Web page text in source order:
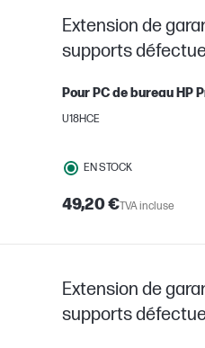
Extension de
supports
Pour PC de bureau HP
U18HCE
EN STOCK
49,20 €TVA incluse
Extension de
supports